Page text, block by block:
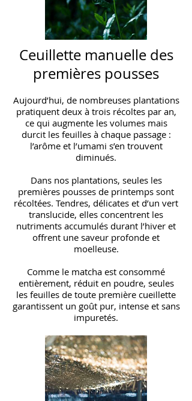
Ceuillette manuelle des
premières pousses
Aujourd’hui, de nombreuses plantations
pratiquent deux à trois récoltes par an,
ce qui augmente les volumes mais
durcit les feuilles à chaque passage :
l’arôme et l’umami s’en trouvent
diminués.
Dans nos plantations, seules les
premières pousses de printemps sont
récoltées. Tendres, délicates et d’un vert
translucide, elles concentrent les
nutriments accumulés durant l’hiver et
offrent une saveur profonde et
moelleuse.
Comme le matcha est consommé
entièrement, réduit en poudre, seules
les feuilles de toute première cueillette
garantissent un goût pur, intense et sans
impuretés.